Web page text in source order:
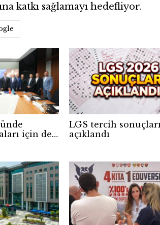
katkı sağlamayı hedefliyor.
için dev
LGS tercih sonuçları
açıklandı